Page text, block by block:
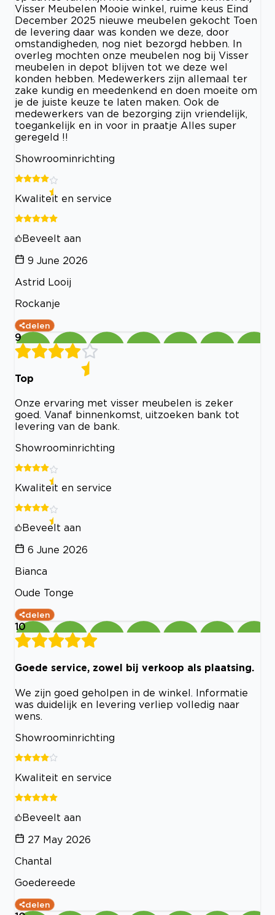
Visser Meubelen Mooie winkel, ruime keus Eind
December 2025 nieuwe meubelen gekocht Toen
de levering daar was konden we deze, door
omstandigheden, nog niet bezorgd hebben. In
overleg mochten onze meubelen nog bij Visser
meubelen in depot blijven tot we deze wel
konden hebben. Medewerkers zijn allemaal ter
zake kundig en meedenkend en doen moeite om
je de juiste keuze te laten maken. Ook de
medewerkers van de bezorging zijn vriendelijk,
toegankelijk en in voor in praatje Alles super
geregeld !!
Showroominrichting
Kwaliteit en service
Beveelt aan
9 June 2026
Astrid Looij
Rockanje
delen
9
Top
Onze ervaring met visser meubelen is zeker
goed. Vanaf binnenkomst, uitzoeken bank tot
levering van de bank.
Showroominrichting
Kwaliteit en service
Beveelt aan
6 June 2026
Bianca
Oude Tonge
delen
10
Goede service, zowel bij verkoop als plaatsing.
We zijn goed geholpen in de winkel. Informatie
was duidelijk en levering verliep volledig naar
wens.
Showroominrichting
Kwaliteit en service
Beveelt aan
27 May 2026
Chantal
Goedereede
delen